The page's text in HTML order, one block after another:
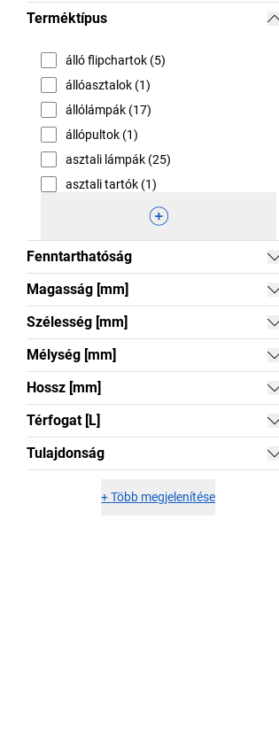
Terméktípus
álló flipchartok (5)
állóasztalok (1)
állólámpák (17)
állópultok (1)
asztali lámpák (25)
asztali tartók (1)
Fenntarthatóság
Magasság [mm]
Szélesség [mm]
Mélység [mm]
Hossz [mm]
Térfogat [L]
Tulajdonság
+Több megjelenítése